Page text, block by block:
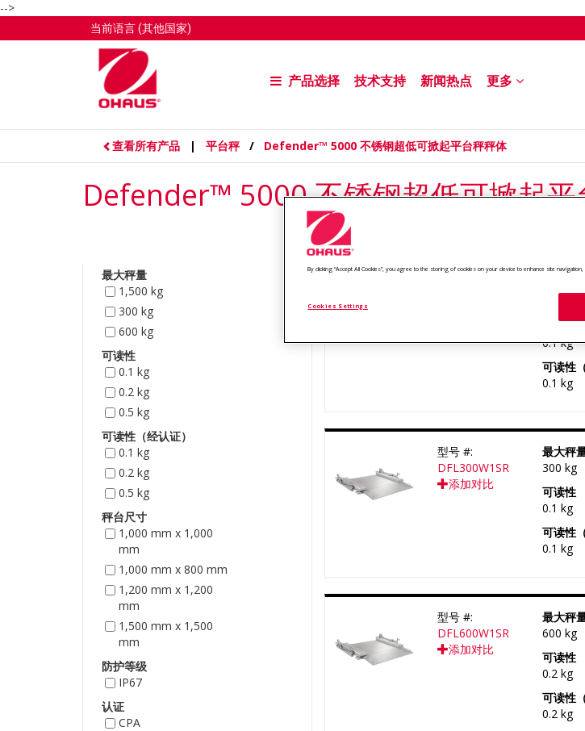
-->
当前语言(其他国家)
产品选择 技术支持 新闻热点 更多
查看所有产品 | 平台秤/ Defender™ 5000 不锈钢超低可掀起平台秤秤体
Defender™ 5000 不锈钢超低可掀起平
最大秤量
1,500 kg
300 kg
600 kg
可读性
0.1 kg
0.2 kg
0.5 kg
可读性（经认证）
0.1 kg
0.2 kg
0.5 kg
秤台尺寸
1,000 mm x 1,000
mm
1,000 mm x 800 mm
1,200 mm x 1,200
mm
1,500 mm x 1,500
mm
防护等级
IP67
认证
CPA
可读性
0.1 kg
可读性
0.1 kg
型号 #:
DFL300W1SR
添加对比
最大秤
300 kg
可读性
0.1 kg
可读性
0.1 kg
型号 #:
DFL600W1SR
添加对比
最大秤
600 kg
可读性
0.2 kg
可读性
0.2 kg
By clicking “Accept All Cookies”, you agree to the storing of cookies on your device to enhance site
Cookies Settings